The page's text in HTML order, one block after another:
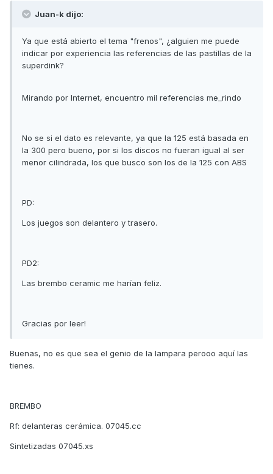
Juan-k dijo:
Ya que está abierto el tema "frenos", ¿alguien me puede
indicar por experiencia las referencias de las pastillas de la
superdink?
Mirando por Internet, encuentro mil referencias me_rindo
No se si el dato es relevante, ya que la 125 está basada en
la 300 pero bueno, por si los discos no fueran igual al ser
menor cilindrada, los que busco son los de la 125 con ABS
PD:
Los juegos son delantero y trasero.
PD2:
Las brembo ceramic me harían feliz.
Gracias por leer!
Buenas, no es que sea el genio de la lampara perooo aquí las
tienes.
BREMBO
Rf: delanteras cerámica. 07045.cc
Sintetizadas 07045.xs